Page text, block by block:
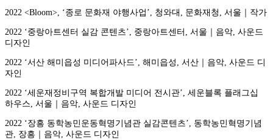
2022 <Bloom>, ‘종로 문화재 야행사업’, 청와대, 문화재청, 서울｜작가
2022 ‘중랑아트센터 실감 콘텐츠’, 중랑아트센터, 서울｜음악, 사운드
디자인
2022 ‘서산 해미읍성 미디어파사드’, 해미읍성, 서산｜음악, 사운드 디
자인
2022 ‘세운재정비구역 복합개발 미디어 전시관’, 세운블록 플래그십
하우스, 서울｜음악, 사운드 디자인
2022 ‘장흥 동학농민운동혁명기념관 실감콘텐츠’, 동학농민혁명기념
관, 장흥｜음악, 사운드 디자인